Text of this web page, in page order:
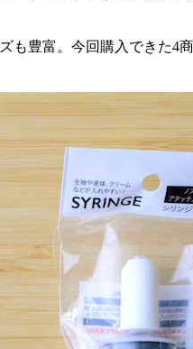
も豊富。今回購入できた4